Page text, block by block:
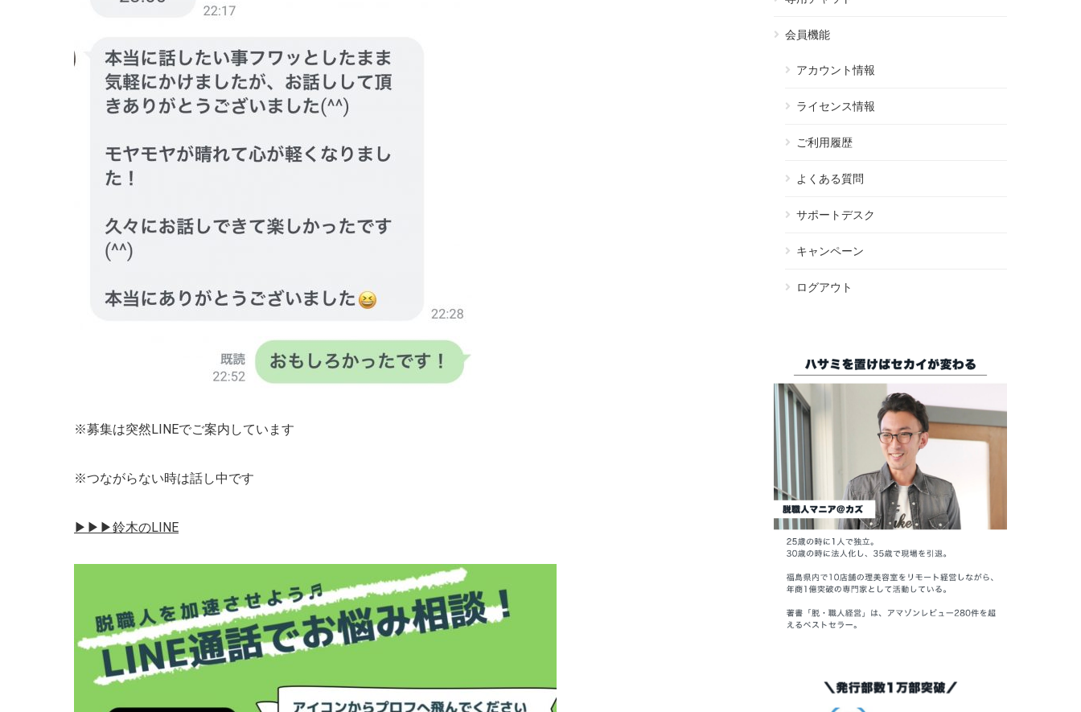
※募集は突然LINEでご案内しています
※つながらない時は話し中です
▶︎▶︎▶︎鈴木のLINE
会員機能
アカウント情報
ライセンス情報
ご利用履歴
よくある質問
サポートデスク
キャンペーン
ログアウト